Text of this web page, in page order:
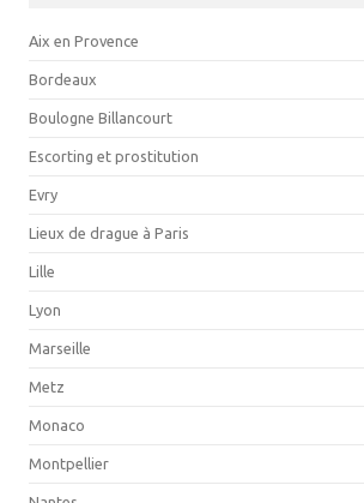
Aix en Provence
Bordeaux
Boulogne Billancourt
Escorting et prostitution
Evry
Lieux de drague à Paris
Lille
Lyon
Marseille
Metz
Monaco
Montpellier